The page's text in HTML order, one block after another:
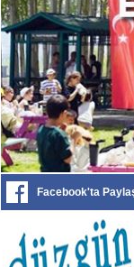
Facebook'ta